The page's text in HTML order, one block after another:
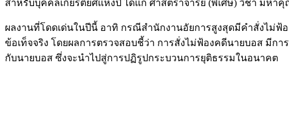
สำหรับบุคคลเกียรติยศแห่งปี ได้แก่ ศาสตราจารย์ (พิเศษ) วิชา มห
ผลงานที่โดดเด่นในปีนี้ อาทิ กรณีสำนักงานอัยการสูงสุดมีคำสั่งไม่ฟ้
ข้อเท็จจริง โดยผลการตรวจสอบชี้ว่า การสั่งไม่ฟ้องคดีนายบอส มีก
กับนายบอส ซึ่งจะนำไปสู่การปฏิรูปกระบวนการยุติธรรมในอนาคต